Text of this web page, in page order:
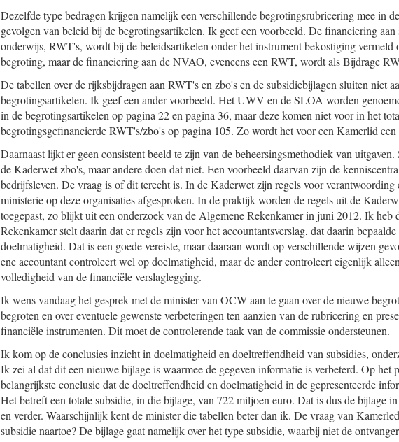
Dezelfde type bedragen krijgen namelijk een verschillende begrotingsrubricering mee in
gevolgen van beleid bij de begrotingsartikelen. Ik geef een voorbeeld. De financiering
onderwijs, RWT's, wordt bij de beleidsartikelen onder het instrument bekostiging vermeld
begroting, maar de financiering aan de NVAO, eveneens een RWT, wordt als Bijdrage
De tabellen over de rijksbijdragen aan RWT's en zbo's en de subsidiebijlagen sluiten niet
begrotingsartikelen. Ik geef een ander voorbeeld. Het UWV en de SLOA worden
in de begrotingsartikelen op pagina 22 en pagina 36, maar deze komen niet voor in het
begrotingsgefinancierde RWT's/zbo's op pagina 105. Zo wordt het voor een Kamerlid een
Daarnaast lijkt er geen consistent beeld te zijn van de beheersingsmethodiek van
de Kaderwet zbo's, maar andere doen dat niet. Een voorbeeld daarvan zijn de
bedrijfsleven. De vraag is of dit terecht is. In de Kaderwet zijn regels voor verantwoording
ministerie op deze organisaties afgesproken. In de praktijk worden de regels uit de
toegepast, zo blijkt uit een onderzoek van de Algemene Rekenkamer in juni 2012. Ik heb
Rekenkamer stelt daarin dat er regels zijn voor het accountantsverslag, dat daarin
doelmatigheid. Dat is een goede vereiste, maar daaraan wordt op verschillende wijzen
ene accountant controleert wel op doelmatigheid, maar de ander controleert eigenlijk
volledigheid van de financiële verslaglegging.
Ik wens vandaag het gesprek met de minister van OCW aan te gaan over de nieuwe
begroten en over eventuele gewenste verbeteringen ten aanzien van de rubricering en
financiële instrumenten. Dit moet de controlerende taak van de commissie ondersteunen.
Ik kom op de conclusies inzicht in doelmatigheid en doeltreffendheid van subsidies,
Ik zei al dat dit een nieuwe bijlage is waarmee de gegeven informatie is verbeterd. Op het
belangrijkste conclusie dat de doeltreffendheid en doelmatigheid in de gepresenteerde
Het betreft een totale subsidie, in die bijlage, van 722 miljoen euro. Dat is dus de bijlage
en verder. Waarschijnlijk kent de minister die tabellen beter dan ik. De vraag van
subsidie naartoe? De bijlage gaat namelijk over het type subsidie, waarbij niet de